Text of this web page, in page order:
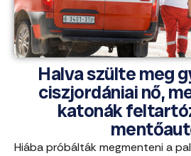
Halva szülte meg
ciszjordániai nő,
katonák
Hiába próbálták megmenteni a